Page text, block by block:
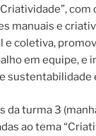
com
manuais e
e coletiva,
em equipe, e
sustentabilidade
da turma 3
ao tema